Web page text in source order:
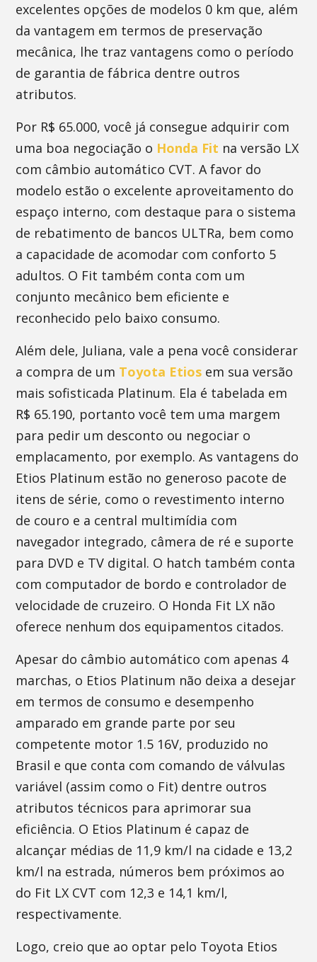
excelentes opções de modelos 0 km que, além
da vantagem em termos de preservação
mecânica, lhe traz vantagens como o período
de garantia de fábrica dentre outros
atributos.
Por R$ 65.000, você já consegue adquirir com
uma boa negociação o Honda Fit na versão LX
com câmbio automático CVT. A favor do
modelo estão o excelente aproveitamento do
espaço interno, com destaque para o sistema
de rebatimento de bancos ULTRa, bem como
a capacidade de acomodar com conforto 5
adultos. O Fit também conta com um
conjunto mecânico bem eficiente e
reconhecido pelo baixo consumo.
Além dele, Juliana, vale a pena você considerar
a compra de um Toyota Etios em sua versão
mais sofisticada Platinum. Ela é tabelada em
R$ 65.190, portanto você tem uma margem
para pedir um desconto ou negociar o
emplacamento, por exemplo. As vantagens do
Etios Platinum estão no generoso pacote de
itens de série, como o revestimento interno
de couro e a central multimídia com
navegador integrado, câmera de ré e suporte
para DVD e TV digital. O hatch também conta
com computador de bordo e controlador de
velocidade de cruzeiro. O Honda Fit LX não
oferece nenhum dos equipamentos citados.
Apesar do câmbio automático com apenas 4
marchas, o Etios Platinum não deixa a desejar
em termos de consumo e desempenho
amparado em grande parte por seu
competente motor 1.5 16V, produzido no
Brasil e que conta com comando de válvulas
variável (assim como o Fit) dentre outros
atributos técnicos para aprimorar sua
eficiência. O Etios Platinum é capaz de
alcançar médias de 11,9 km/l na cidade e 13,2
km/l na estrada, números bem próximos ao
do Fit LX CVT com 12,3 e 14,1 km/l,
respectivamente.
Logo, creio que ao optar pelo Toyota Etios